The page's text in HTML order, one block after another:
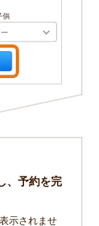
、予約を完
示されませ